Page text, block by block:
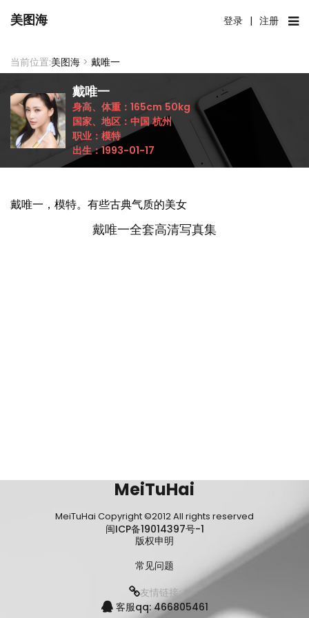
美图海 登录 | 注册
当前位置:美图海 > 戴唯一
戴唯一
身高、体重： 165cm 50kg
国家、地区： 中国 杭州
职业： 模特
出生：1993-01-17
戴唯一，模特。有些古典气质的美女
戴唯一全套高清写真集
MeiTuHai
MeiTuHai Copyright ©2012 All rights reserved
闽ICP备19014397号-1
版权申明
常见问题
友情链接:
客服qq: 466805461